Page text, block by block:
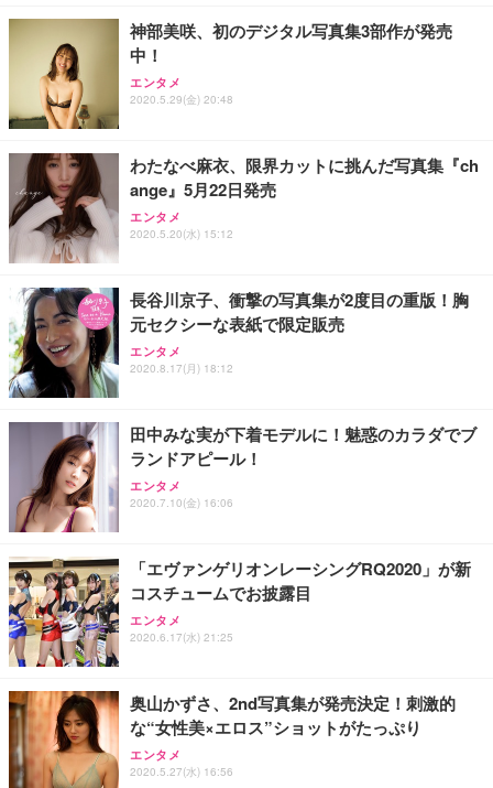
神部美咲、初のデジタル写真集3部作が発売
中！
エンタメ
2020.5.29(金) 20:48
わたなべ麻衣、限界カットに挑んだ写真集『ch
ange』5月22日発売
エンタメ
2020.5.20(水) 15:12
長谷川京子、衝撃の写真集が2度目の重版！胸
元セクシーな表紙で限定販売
エンタメ
2020.8.17(月) 18:12
田中みな実が下着モデルに！魅惑のカラダでブ
ランドアピール！
エンタメ
2020.7.10(金) 16:06
「エヴァンゲリオンレーシングRQ2020」が新
コスチュームでお披露目
エンタメ
2020.6.17(水) 21:25
奥山かずさ、2nd写真集が発売決定！刺激的
な“女性美×エロス”ショットがたっぷり
エンタメ
2020.5.27(水) 16:56